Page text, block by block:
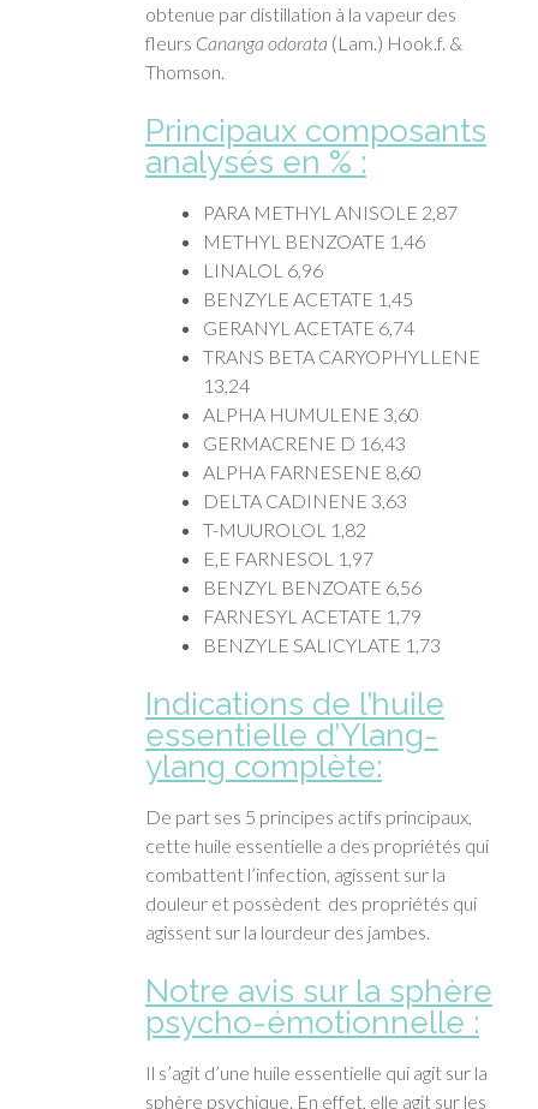
obtenue par distillation à la vapeur des
fleurs Cananga odorata (Lam.) Hook.f. &
Thomson.
Principaux composants
analysés en % :
PARA METHYL ANISOLE 2,87
METHYL BENZOATE 1,46
LINALOL 6,96
BENZYLE ACETATE 1,45
GERANYL ACETATE 6,74
TRANS BETA CARYOPHYLLENE
13,24
ALPHA HUMULENE 3,60
GERMACRENE D 16,43
ALPHA FARNESENE 8,60
DELTA CADINENE 3,63
T-MUUROLOL 1,82
E,E FARNESOL 1,97
BENZYL BENZOATE 6,56
FARNESYL ACETATE 1,79
BENZYLE SALICYLATE 1,73
Indications de l’huile
essentielle d’Ylang-
ylang complète:
De part ses 5 principes actifs principaux,
cette huile essentielle a des propriétés qui
combattent l’infection, agissent sur la
douleur et possèdent des propriétés qui
agissent sur la lourdeur des jambes.
Notre avis sur la sphère
psycho-émotionnelle :
Il s’agit d’une huile essentielle qui agit sur la
sphère psychique. En effet, elle agit sur les